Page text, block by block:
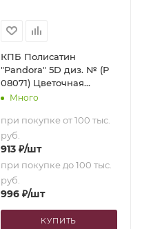
КПБ Полисатин
"Pandora" 5D диз. № (Р
08071) Цветочная
акварель (2,0-сп. с
Много
при покупке от 100 тыс.
руб.
913₽/шт
при покупке до 100 тыс.
руб.
996₽/шт
КУПИТЬ